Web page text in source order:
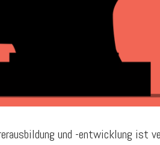
und -entwicklung ist